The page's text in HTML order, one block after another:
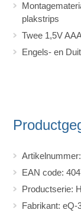
plakstrips
Twee 1,5V
Engels- en
EAN code:
Productserie:
Fabrikant: eQ-